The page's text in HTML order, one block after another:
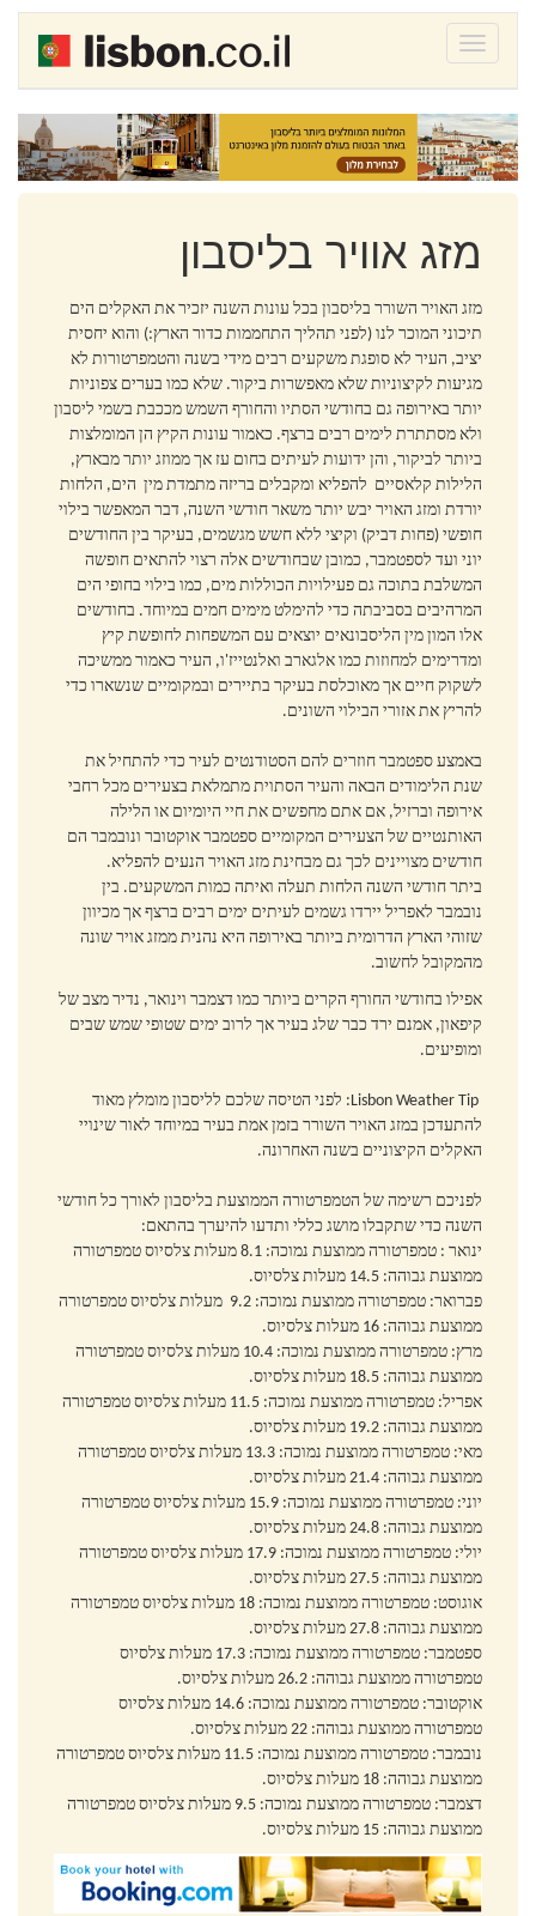
Toggle
הזמנת טיסה לליסבון
מלון בליסבון - המלצות
השכרת רכב בליסבון
מלון בתקציב ליסבון
מפת ליסבון
חבילת נופש ליסבון
ליסבון - מועדונים
אטרקציות בליסבון
סיפורי גולשים ליסבון
ליסבון המלצות
מלון 5 כוכבים בליסבון
מלון 3 כוכבים בליסבון
נמל תעופה ליסבון
השכרת רכב בפורטוגל
מזג אוויר ליסבון
מסעדות מומלצות בליסבון
ליסבון תקציב נמוך
ליסבון קישורים
דירות מומלצות בליסבון
צרו איתנו קשר
ifream
מזג אוויר בליסבון
מזג האויר השורר בליסבון בכל עונות השנה יזכיר את האקלים הים
תיכוני המוכר לנו (לפני תהליך התחממות כדור הארץ:) והוא יחסית
יציב, העיר לא סופגת משקעים רבים מידי בשנה והטמפרטורות לא
מגיעות לקיצוניות שלא מאפשרות ביקור. שלא כמו בערים צפוניות
יותר באירופה גם בחודשי הסתיו והחורף השמש מככבת בשמי ליסבון
ולא מסתתרת לימים רבים ברצף. כאמור עונות הקיץ הן המומלצות
ביותר לביקור, והן ידועות לעיתים בחום עז אך ממוזג יותר מבארץ,
הלילות קלאסיים להפליא ומקבלים בריזה מתמדת מין הים, הלחות
יורדת ומזג האויר יבש יותר משאר חודשי השנה, דבר המאפשר בילוי
חופשי (פחות דביק) וקיצי ללא חשש מגשמים, בעיקר בין החודשים
יוני ועד לספטמבר, כמובן שבחודשים אלה רצוי להתאים חופשה
המשלבת בתוכה גם פעילויות הכוללות מים, כמו בילוי בחופי הים
המרהיבים בסביבתה כדי להימלט מימים חמים במיוחד. בחודשים
אלו המון מין הליסבונאים יוצאים עם המשפחות לחופשת קיץ
ומדרימים למחוזות כמו אלגארב ואלנטייז'ו, העיר כאמור ממשיכה
לשקוק חיים אך מאוכלסת בעיקר בתיירים ובמקומיים שנשארו כדי
להריץ את אזורי הבילוי השונים.
באמצע ספטמבר חוזרים להם הסטודנטים לעיר כדי להתחיל את
שנת הלימודים הבאה והעיר הסתוית מתמלאת בצעירים מכל רחבי
אירופה וברזיל, אם אתם מחפשים את חיי היומיום או הלילה
האותנטיים של הצעירים המקומיים ספטמבר אוקטובר ונובמבר הם
חודשים מצויינים לכך גם מבחינת מזג האויר הנעים להפליא.
ביתר חודשי השנה הלחות תעלה ואיתה כמות המשקעים. בין
נובמבר לאפריל יירדו גשמים לעיתים ימים רבים ברצף אך מכיוון
שזוהי הארץ הדרומית ביותר באירופה היא נהנית ממזג אויר שונה
מהמקובל לחשוב.
אפילו בחודשי החורף הקרים ביותר כמו דצמבר וינואר, נדיר מצב של
קיפאון, אמנם ירד כבר שלג בעיר אך לרוב ימים שטופי שמש שבים
ומופיעים.
Lisbon Weather Tip: לפני הטיסה שלכם לליסבון מומלץ מאוד
להתעדכן במזג האויר השורר בזמן אמת בעיר במיוחד לאור שינויי
האקלים הקיצוניים בשנה האחרונה.
לפניכם רשימה של הטמפרטורה הממוצעת בליסבון לאורך כל חודשי
השנה כדי שתקבלו מושג כללי ותדעו להיערך בהתאם:
ינואר : טמפרטורה ממוצעת נמוכה: 8.1 מעלות צלסיוס טמפרטורה
ממוצעת גבוהה: 14.5 מעלות צלסיוס.
פברואר: טמפרטורה ממוצעת נמוכה: 9.2 מעלות צלסיוס טמפרטורה
ממוצעת גבוהה: 16 מעלות צלסיוס.
מרץ: טמפרטורה ממוצעת נמוכה: 10.4 מעלות צלסיוס טמפרטורה
ממוצעת גבוהה: 18.5 מעלות צלסיוס.
אפריל: טמפרטורה ממוצעת נמוכה: 11.5 מעלות צלסיוס טמפרטורה
ממוצעת גבוהה: 19.2 מעלות צלסיוס.
מאי: טמפרטורה ממוצעת נמוכה: 13.3 מעלות צלסיוס טמפרטורה
ממוצעת גבוהה: 21.4 מעלות צלסיוס.
יוני: טמפרטורה ממוצעת נמוכה: 15.9 מעלות צלסיוס טמפרטורה
ממוצעת גבוהה: 24.8 מעלות צלסיוס.
יולי: טמפרטורה ממוצעת נמוכה: 17.9 מעלות צלסיוס טמפרטורה
ממוצעת גבוהה: 27.5 מעלות צלסיוס.
אוגוסט: טמפרטורה ממוצעת נמוכה: 18 מעלות צלסיוס טמפרטורה
ממוצעת גבוהה: 27.8 מעלות צלסיוס.
ספטמבר: טמפרטורה ממוצעת נמוכה: 17.3 מעלות צלסיוס
טמפרטורה ממוצעת גבוהה: 26.2 מעלות צלסיוס.
אוקטובר: טמפרטורה ממוצעת נמוכה: 14.6 מעלות צלסיוס
טמפרטורה ממוצעת גבוהה: 22 מעלות צלסיוס.
נובמבר: טמפרטורה ממוצעת נמוכה: 11.5 מעלות צלסיוס טמפרטורה
ממוצעת גבוהה: 18 מעלות צלסיוס.
דצמבר: טמפרטורה ממוצעת נמוכה: 9.5 מעלות צלסיוס טמפרטורה
ממוצעת גבוהה: 15 מעלות צלסיוס.